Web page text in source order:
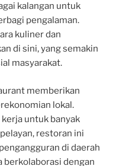
kalangan untuk
pengalaman.
kuliner dan
di sini, yang semakin
masyarakat.
memberikan
lokal.
untuk banyak
restoran ini
di daerah
berkolaborasi dengan